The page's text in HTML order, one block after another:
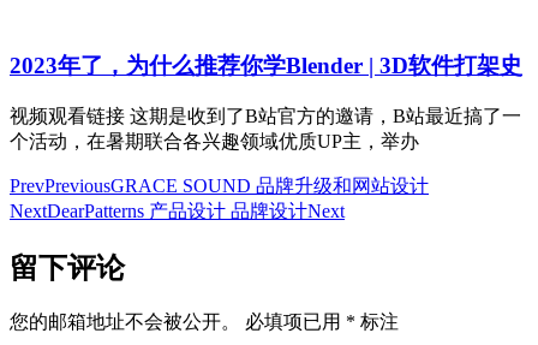
2023年了，为什么推荐你学Blender | 3D软件打架史
视频观看链接 这期是收到了B站官方的邀请，B站最近搞了一
个活动，在暑期联合各兴趣领域优质UP主，举办
PrevPreviousGRACE SOUND 品牌升级和网站设计
NextDearPatterns 产品设计 品牌设计Next
留下评论
您的邮箱地址不会被公开。 必填项已用 * 标注